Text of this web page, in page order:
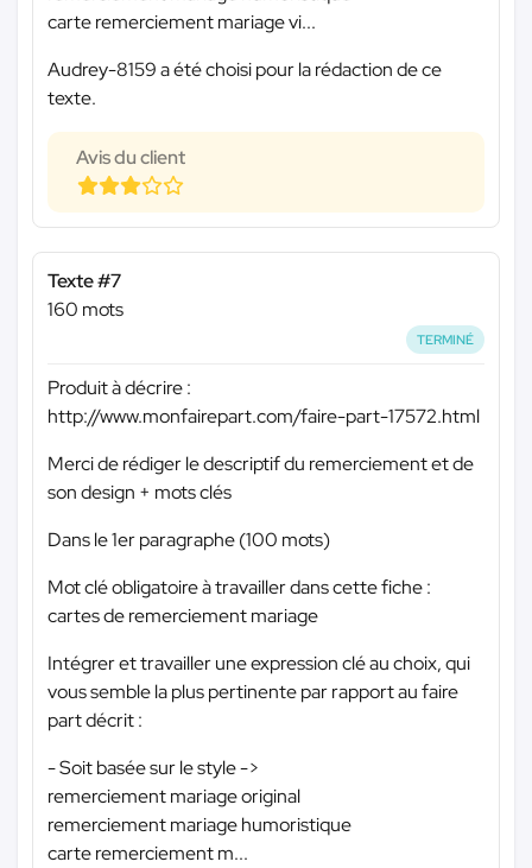
carte remerciement mariage vi...
Audrey-8159 a été choisi pour la rédaction de ce
texte.
Avis du client
Texte #7
160 mots
TERMINÉ
Produit à décrire :
http://www.monfairepart.com/faire-part-17572.html
Merci de rédiger le descriptif du remerciement et de
son design + mots clés
Dans le 1er paragraphe (100 mots)
Mot clé obligatoire à travailler dans cette fiche :
cartes de remerciement mariage
Intégrer et travailler une expression clé au choix, qui
vous semble la plus pertinente par rapport au faire
part décrit :
- Soit basée sur le style ->
remerciement mariage original
remerciement mariage humoristique
carte remerciement m...